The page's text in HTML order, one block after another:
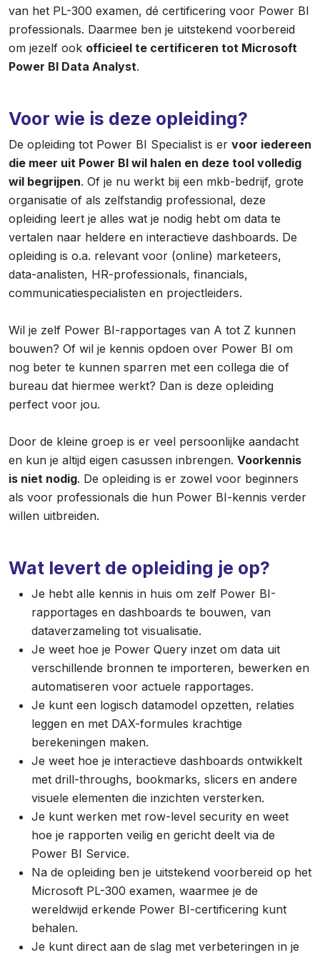
van het PL-300 examen, dé certificering voor Power BI
professionals. Daarmee ben je uitstekend voorbereid
om jezelf ook officieel te certificeren tot Microsoft
Power BI Data Analyst.
Voor wie is deze opleiding?
De opleiding tot Power BI Specialist is er voor iedereen
die meer uit Power BI wil halen en deze tool volledig
wil begrijpen. Of je nu werkt bij een mkb-bedrijf, grote
organisatie of als zelfstandig professional, deze
opleiding leert je alles wat je nodig hebt om data te
vertalen naar heldere en interactieve dashboards. De
opleiding is o.a. relevant voor (online) marketeers,
data-analisten, HR-professionals, financials,
communicatiespecialisten en projectleiders.
Wil je zelf Power BI-rapportages van A tot Z kunnen
bouwen? Of wil je kennis opdoen over Power BI om
nog beter te kunnen sparren met een collega die of
bureau dat hiermee werkt? Dan is deze opleiding
perfect voor jou.
Door de kleine groep is er veel persoonlijke aandacht
en kun je altijd eigen casussen inbrengen. Voorkennis
is niet nodig. De opleiding is er zowel voor beginners
als voor professionals die hun Power BI-kennis verder
willen uitbreiden.
Wat levert de opleiding je op?
Je hebt alle kennis in huis om zelf Power BI-
rapportages en dashboards te bouwen, van
dataverzameling tot visualisatie.
Je weet hoe je Power Query inzet om data uit
verschillende bronnen te importeren, bewerken en
automatiseren voor actuele rapportages.
Je kunt een logisch datamodel opzetten, relaties
leggen en met DAX-formules krachtige
berekeningen maken.
Je weet hoe je interactieve dashboards ontwikkelt
met drill-throughs, bookmarks, slicers en andere
visuele elementen die inzichten versterken.
Je kunt werken met row-level security en weet
hoe je rapporten veilig en gericht deelt via de
Power BI Service.
Na de opleiding ben je uitstekend voorbereid op het
Microsoft PL-300 examen, waarmee je de
wereldwijd erkende Power BI-certificering kunt
behalen.
Je kunt direct aan de slag met verbeteringen in je